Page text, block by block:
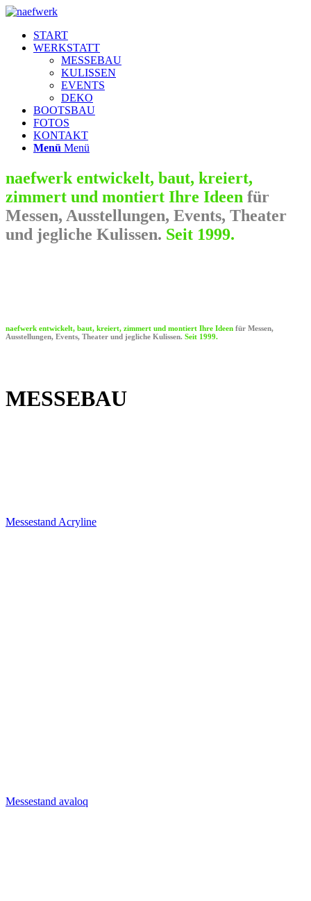
START
WERKSTATT
MESSEBAU
KULISSEN
EVENTS
DEKO
BOOTSBAU
FOTOS
KONTAKT
Menü Menü
naefwerk entwickelt, baut, kreiert,
zimmert und montiert Ihre Ideen für
Messen, Ausstellungen, Events, Theater
und jegliche Kulissen. Seit 1999.
naefwerk entwickelt, baut, kreiert, zimmert und montiert Ihre Ideen für Messen,
Ausstellungen, Events, Theater und jegliche Kulissen. Seit 1999.
MESSEBAU
Messestand Acryline
Messestand avaloq